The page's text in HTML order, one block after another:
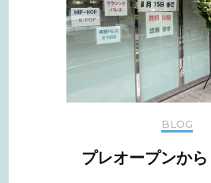
BLOG
プレオープンから